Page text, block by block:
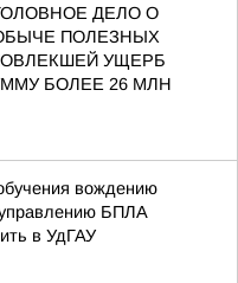
ДЕЛО О
ПОЛЕЗНЫХ
УЩЕРБ
БОЛЕЕ 26 МЛН
вождению
управлению БПЛА
в УдГАУ